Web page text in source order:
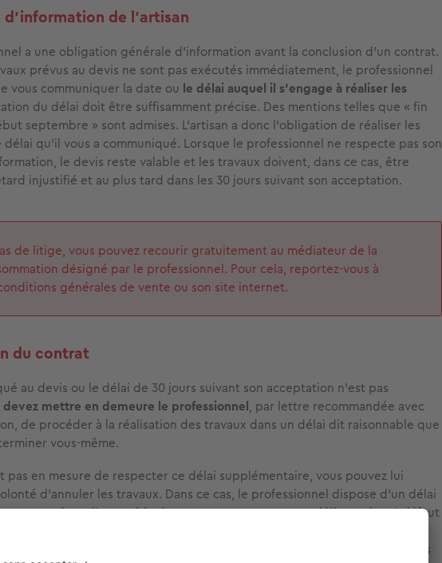
d’information de l'artisan
a une obligation générale d’information avant la conclusion d’un contrat.
prévus au devis ne sont pas exécutés immédiatement, le professionnel
vous communiquer la date ou le délai auquel il s'engage à réaliser les
du délai doit être suffisamment précise. Des mentions telles que « fin
septembre » sont admises. L’artisan a donc l’obligation de réaliser les
qu’il vous a communiqué. Lorsque le professionnel ne respecte pas son
le devis reste valable et les travaux doivent, dans ce cas, être
injustifié et au plus tard dans les 30 jours suivant son acceptation.
de litige, vous pouvez recourir gratuitement au médiateur de la
désigné par le professionnel. Pour cela, reportez-vous à
générales de vente ou son site internet.
du contrat
au devis ou le délai de 30 jours suivant son acceptation n’est pas
devez mettre en demeure le professionnel, par lettre recommandée avec
de procéder à la réalisation des travaux dans un délai dit raisonnable que
vous-même.
pas en mesure de respecter ce délai supplémentaire, vous pouvez lui
d’annuler les travaux. Dans ce cas, le professionnel dispose d’un délai
vous restituer l’ensemble des sommes que vous avez déjà versées. A défaut
peut aller jusqu’à 50 %. Vous pouvez aussi réclamer des dommages